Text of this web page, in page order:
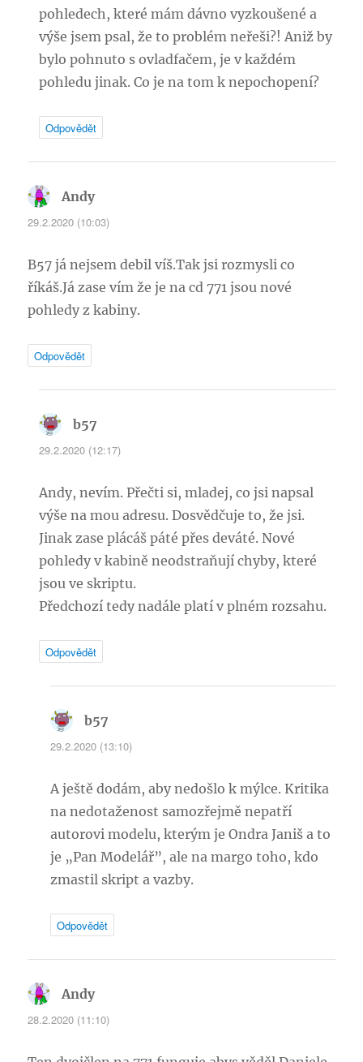
pohledech, které mám dávno vyzkoušené a
výše jsem psal, že to problém neřeši?! Aniž by
bylo pohnuto s ovladfačem, je v každém
pohledu jinak. Co je na tom k nepochopení?
Odpovědět
Andynapsal:
29.2.2020 (10:03)
B57 já nejsem debil víš.Tak jsi rozmysli co
říkáš.Já zase vím že je na cd 771 jsou nové
pohledy z kabiny.
Odpovědět
b57
29.2.2020 (12:17)
Andy, nevím. Přečti si, mladej, co jsi napsal
výše na mou adresu. Dosvědčuje to, že jsi.
Jinak zase plácáš páté přes deváté. Nové
pohledy v kabině neodstraňují chyby, které
jsou ve skriptu.
Předchozí tedy nadále platí v plném rozsahu.
Odpovědět
b57
29.2.2020 (13:10)
A ještě dodám, aby nedošlo k mýlce. Kritika
na nedotaženost samozřejmě nepatří
autorovi modelu, kterým je Ondra Janiš a to
je „Pan Modelář”, ale na margo toho, kdo
zmastil skript a vazby.
Odpovědět
Andynapsal:
28.2.2020 (11:10)